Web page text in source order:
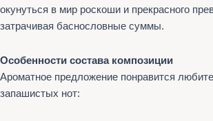
окунуться в мир роскоши и прекрасного
затрачивая баснословные суммы.
Особенности состава композиции
Ароматное предложение понравится
запашистых нот: